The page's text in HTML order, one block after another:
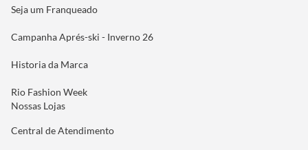
Seja um Franqueado
Campanha Aprés-ski - Inverno 26
Historia da Marca
Rio Fashion Week
Nossas Lojas
Central de Atendimento